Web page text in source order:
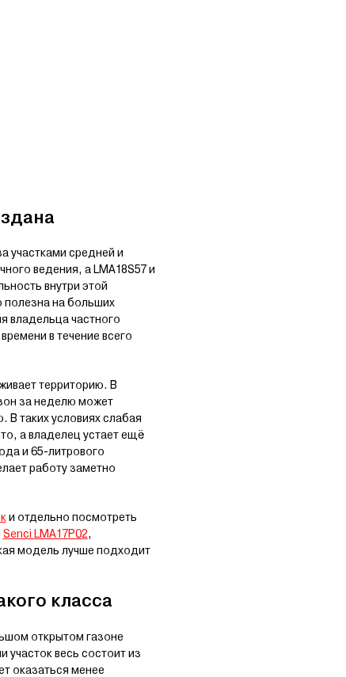
участками средней и
ведения, а LMA18S57 и
внутри этой
полезна на больших
владельца частного
в течение всего
территорию. В
за неделю может
В таких условиях слабая
а владелец устает ещё
и 65-литрового
работу заметно
и отдельно посмотреть
Senci LMA17P02,
модель лучше подходит
класса
открытом газоне
весь состоит из
оказаться менее